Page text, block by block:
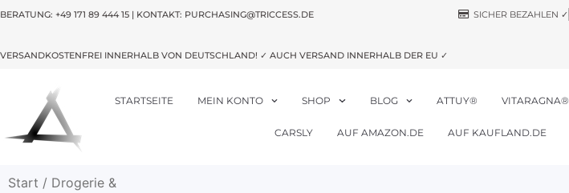
BERATUNG: +49 171 89 444 15 | KONTAKT: PURCHASING@TRICCESS.DE
VERSANDKOSTENFREI INNERHALB VON DEUTSCHLAND! ✓ AUCH VERSAND INNERHALB DER EU ✓
SICHER BEZAHLEN ✓
STARTSEITE MEIN KONTO SHOP BLOG ATTUY® VITARAGNA®
CARSLY AUF AMAZON.DE AUF KAUFLAND.DE
Start / Drogerie &